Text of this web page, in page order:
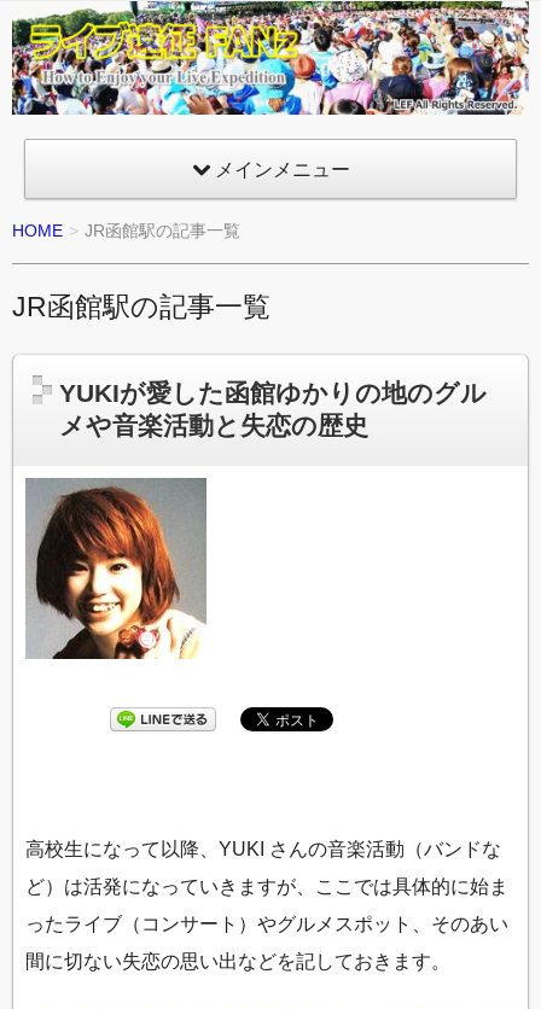
ライ
ブ遠
征
FANz
メインメニュー
HOME JR函館駅の記事一覧
JR函館駅の記事一覧
YUKIが愛した函館ゆかりの地のグル
メや音楽活動と失恋の歴史
高校生になって以降、YUKI さんの音楽活動（バンドな
ど）は活発になっていきますが、ここでは具体的に始ま
ったライブ（コンサート）やグルメスポット、そのあい
間に切ない失恋の思い出などを記しておきます。